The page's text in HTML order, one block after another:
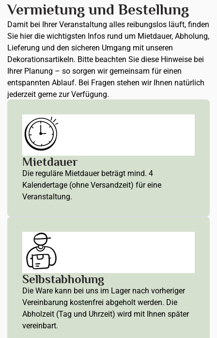
Vermietung und Bestellung
Damit bei Ihrer Veranstaltung alles reibungslos läuft, finden
Sie hier die wichtigsten Infos rund um Mietdauer, Abholung,
Lieferung und den sicheren Umgang mit unseren
Dekorationsartikeln. Bitte beachten Sie diese Hinweise bei
Ihrer Planung – so sorgen wir gemeinsam für einen
entspannten Ablauf. Bei Fragen stehen wir Ihnen natürlich
jederzeit gerne zur Verfügung.
Mietdauer
Die reguläre Mietdauer beträgt mind. 4
Kalendertage (ohne Versandzeit) für eine
Veranstaltung.
Selbstabholung
Die Ware kann bei uns im Lager nach vorheriger
Vereinbarung kostenfrei abgeholt werden. Die
Abholzeit (Tag und Uhrzeit) wird mit Ihnen später
vereinbart.